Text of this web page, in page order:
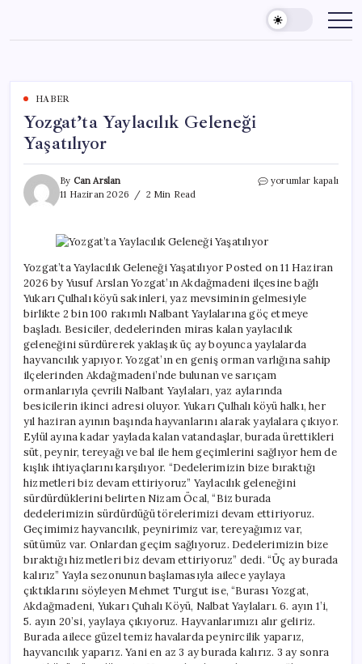
content
HABER
Yozgat’ta Yaylacılık Geleneği
Yaşatılıyor
By Can Arslan
11 Haziran 2026
2 Min Read
Yozgat’ta
yorumlar kapalı
Yozgat’ta Yaylacılık Geleneği Yaşatılıyor Posted on 11 Haziran
2026 by Yusuf Arslan Yozgat’ın Akdağmadeni ilçesine bağlı
Yukarı Çulhalı köyü sakinleri, yaz mevsiminin gelmesiyle
birlikte 2 bin 100 rakımlı Nalbant Yaylalarına göç etmeye
başladı. Besiciler, dedelerinden miras kalan yaylacılık
geleneğini sürdürerek yaklaşık üç ay boyunca yaylalarda
hayvancılık yapıyor. Yozgat’ın en geniş orman varlığına sahip
ilçelerinden Akdağmadeni’nde bulunan ve sarıçam
ormanlarıyla çevrili Nalbant Yaylaları, yaz aylarında
besicilerin ikinci adresi oluyor. Yukarı Çulhalı köyü halkı, her
yıl haziran ayının başında hayvanlarını alarak yaylalara çıkıyor.
Eylül ayına kadar yaylada kalan vatandaşlar, burada ürettikleri
süt, peynir, tereyağı ve bal ile hem geçimlerini sağlıyor hem de
kışlık ihtiyaçlarını karşılıyor. “Dedelerimizin bize bıraktığı
hizmetleri biz devam ettiriyoruz” Yaylacılık geleneğini
sürdürdüklerini belirten Nizam Öcal, “Biz burada
dedelerimizin sürdürdüğü törelerimizi devam ettiriyoruz.
Geçimimiz hayvancılık, peynirimiz var, tereyağımız var,
sütümüz var. Onlardan geçim sağlıyoruz. Dedelerimizin bize
bıraktığı hizmetleri biz devam ettiriyoruz” dedi. “Üç ay burada
kalırız” Yayla sezonunun başlamasıyla ailece yaylaya
çıktıklarını söyleyen Mehmet Turgut ise, “Burası Yozgat,
Akdağmadeni, Yukarı Çuhalı Köyü, Nalbat Yaylaları. 6. ayın 1’i,
5. ayın 20’si, yaylaya çıkıyoruz. Hayvanlarımızı alır geliriz.
Burada ailece güzel temiz havalarda peynircilik yaparız,
hayvancılık yaparız. Yani en az 3 ay burada kalırız. 3 ay sonra